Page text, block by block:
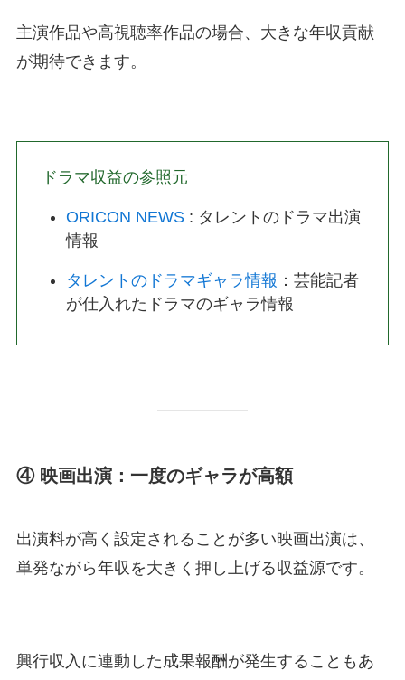
主演作品や高視聴率作品の場合、大きな年収貢献
が期待できます。
ドラマ収益の参照元
ORICON NEWS : タレントのドラマ出演
情報
タレントのドラマギャラ情報 ：芸能記者
が仕入れたドラマのギャラ情報
④ 映画出演：一度のギャラが高額
出演料が高く設定されることが多い映画出演は、
単発ながら年収を大きく押し上げる収益源です。
興行収入に連動した成果報酬が発生することもあ